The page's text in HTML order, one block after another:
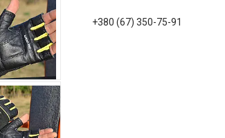
+380 (67) 350-75-91